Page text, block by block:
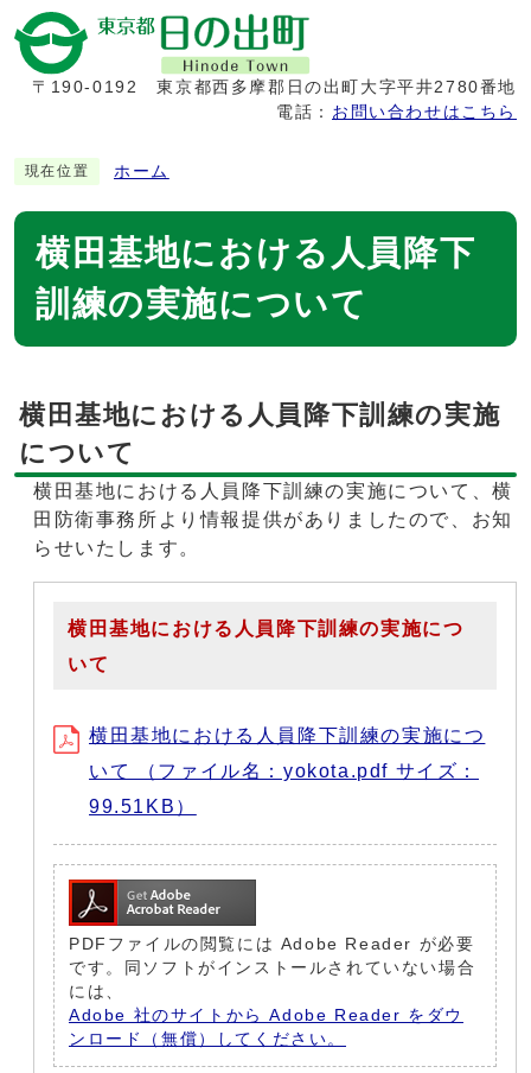
〒190-0192
東京都西多摩郡日の出町大字平井2780番地
電話： お問い合わせはこちら
現在位置 ホーム
横田基地における人員降下
訓練の実施について
横田基地における人員降下訓練の実施
について
横田基地における人員降下訓練の実施について、横
田防衛事務所より情報提供がありましたので、お知
らせいたします。
横田基地における人員降下訓練の実施につ
いて
横田基地における人員降下訓練の実施につ
いて （ファイル名：yokota.pdf サイズ：
99.51KB）
PDFファイルの閲覧には Adobe Reader が必要
です。同ソフトがインストールされていない場合
には、
Adobe 社のサイトから Adobe Reader をダウ
ンロード（無償）してください。